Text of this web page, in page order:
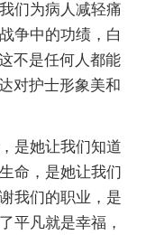
们为病人减轻痛
争中的功绩，白
不是任何人都能
对护士形象美和
是她让我们知道
命，是她让我们
我们的职业，是
平凡就是幸福，